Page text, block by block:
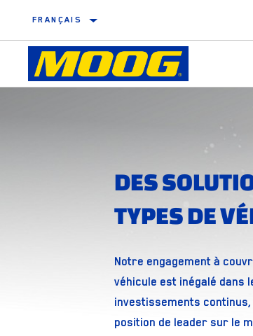
FRANÇAIS
Triangles de suspension de qualité
Innovations et améliorations des produits
Une couverture leader du secteur
DES
TYPES DE
Notre engagement à
véhicule est inégalé dans
investissements
position de leader sur le